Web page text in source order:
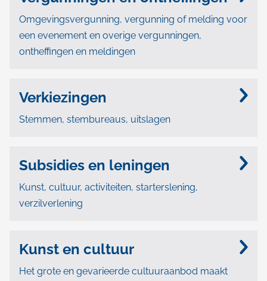
Omgevingsvergunning, vergunning of melding voor
een evenement en overige vergunningen,
ontheffingen en meldingen
Verkiezingen
Stemmen, stembureaus, uitslagen
Subsidies en leningen
Kunst, cultuur, activiteiten, starterslening,
verzilverlening
Kunst en cultuur
Het grote en gevarieerde cultuuraanbod maakt